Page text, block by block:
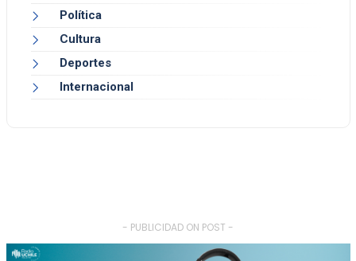
Política
Cultura
Deportes
Internacional
- PUBLICIDAD ON POST -